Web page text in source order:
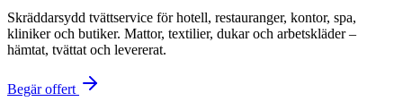
Skräddarsydd tvättservice för hotell, restauranger, kontor, spa,
kliniker och butiker. Mattor, textilier, dukar och arbetskläder –
hämtat, tvättat och levererat.
Begär offert